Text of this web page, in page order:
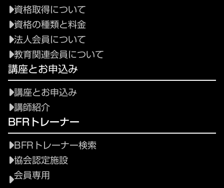
資格取得について
資格の種類と料金
法人会員について
教育関連会員について
講座とお申込み
講座とお申込み
講師紹介
BFRトレーナー
BFRトレーナー検索
協会認定施設
会員専用